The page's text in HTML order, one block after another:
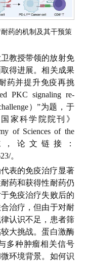
药的机制及其干预策
教授带领的放射免
得进展。相关成果
药并提升免疫再挑
PKC signaling re-
）”为题，于
家科学院院刊》
of Sciences of the
，论文链接：
。
表的免疫治疗显著
药和获得性耐药仍
免疫治疗失败后的
治疗，但由于对耐
认识不足，患者筛
大挑战。蛋白激酶
多种肿瘤相关信号
环境背景。如何识